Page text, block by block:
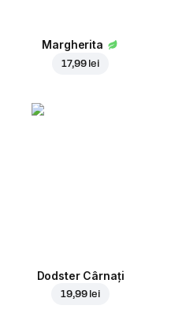
Margherita
17,99 lei
Dodster Cârnați
19,99 lei